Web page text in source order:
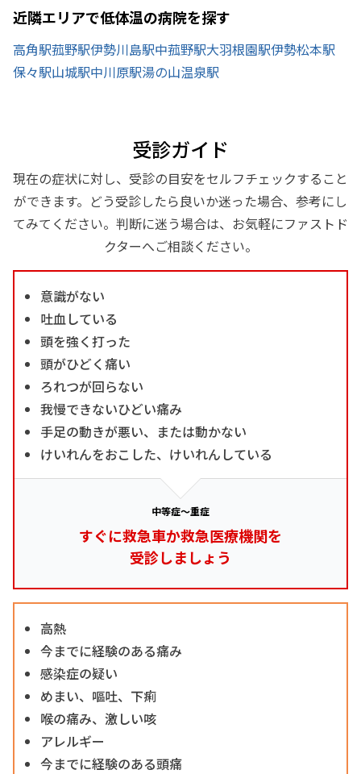
近隣エリアで低体温の病院を探す
高角駅菰野駅伊勢川島駅中菰野駅大羽根園駅伊勢松本駅
保々駅山城駅中川原駅湯の山温泉駅
受診ガイド
現在の症状に対し、受診の目安をセルフチェックすること
ができます。どう受診したら良いか迷った場合、参考にし
てみてください。判断に迷う場合は、お気軽にファストド
クターへご相談ください。
意識がない
吐血している
頭を強く打った
頭がひどく痛い
ろれつが回らない
我慢できないひどい痛み
手足の動きが悪い、または動かない
けいれんをおこした、けいれんしている
中等症～重症
すぐに救急車か救急医療機関を
受診しましょう
高熱
今までに経験のある痛み
感染症の疑い
めまい、嘔吐、下痢
喉の痛み、激しい咳
アレルギー
今までに経験のある頭痛